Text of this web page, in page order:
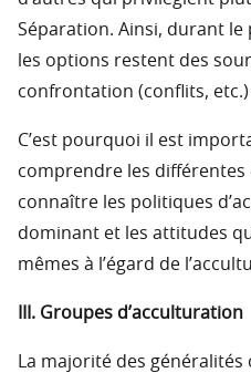
Séparation. Ainsi, durant le
les options restent des
confrontation (conflits,
C’est pourquoi il est
comprendre les différentes
connaître les politiques
dominant et les attitudes
mêmes à l’égard de
III. Groupes d’acculturation
La majorité des